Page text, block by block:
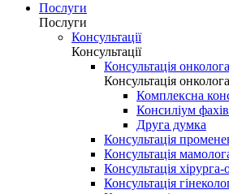
Послуги
Послуги
Консультації
Консультації
Консультація онколога
Консультація онколога
Комплексна
Консиліум
Друга думка
Консультація
Консультація
Консультація хірурга-
Консультація